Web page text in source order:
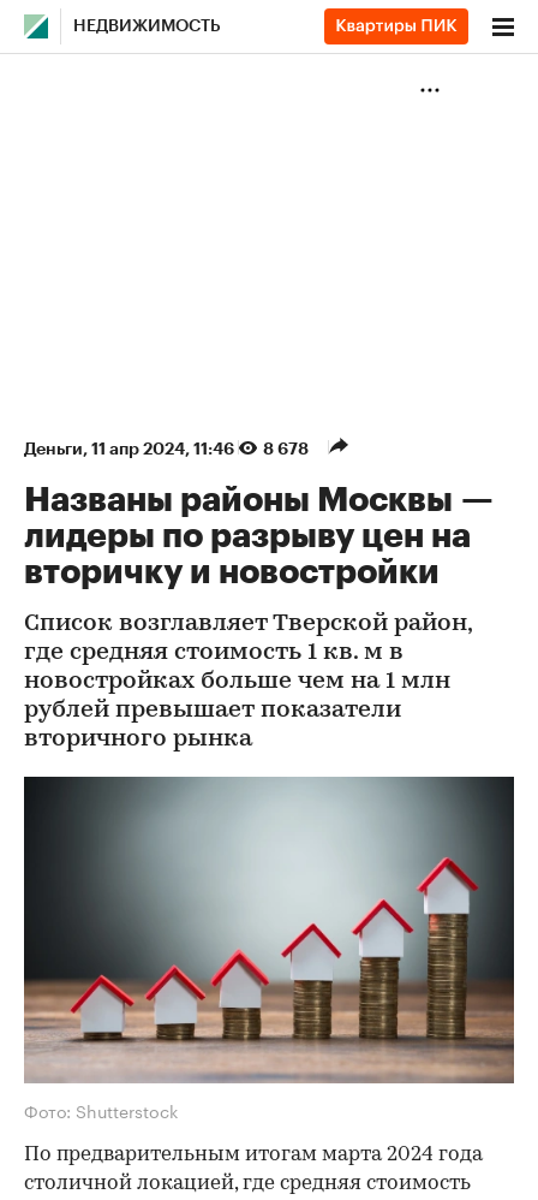
НЕДВИЖИМОСТЬ
Деньги⁠, 11 апр 2024, 11:46 8 678
Названы районы Москвы —
лидеры по разрыву цен на
вторичку и новостройки
Список возглавляет Тверской район,
где средняя стоимость 1 кв. м в
новостройках больше чем на 1 млн
рублей превышает показатели
вторичного рынка
Фото: Shutterstock
По предварительным итогам марта 2024 года
столичной локацией, где средняя стоимость